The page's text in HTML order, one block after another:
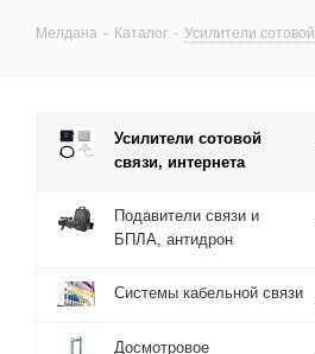
Мелдана - Каталог - Усилители
Усилители сотовой
связи, интернета
Подавители связи и
БПЛА, антидрон
Системы кабельной связи
Досмотровое